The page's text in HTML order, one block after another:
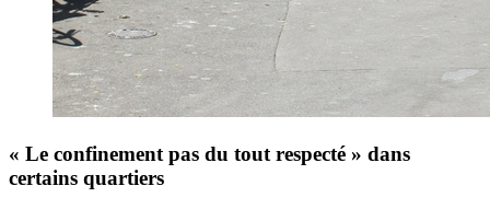
« Le confinement pas du tout respecté » dans
certains quartiers